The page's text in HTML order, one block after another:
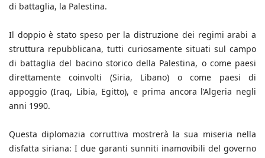
di battaglia, la Palestina.
Il doppio è stato speso per la distruzione dei regimi arabi a
struttura repubblicana, tutti curiosamente situati sul campo
di battaglia del bacino storico della Palestina, o come paesi
direttamente coinvolti (Siria, Libano) o come paesi di
appoggio (Iraq, Libia, Egitto), e prima ancora l’Algeria negli
anni 1990.
Questa diplomazia corruttiva mostrerà la sua miseria nella
disfatta siriana: I due garanti sunniti inamovibili del governo